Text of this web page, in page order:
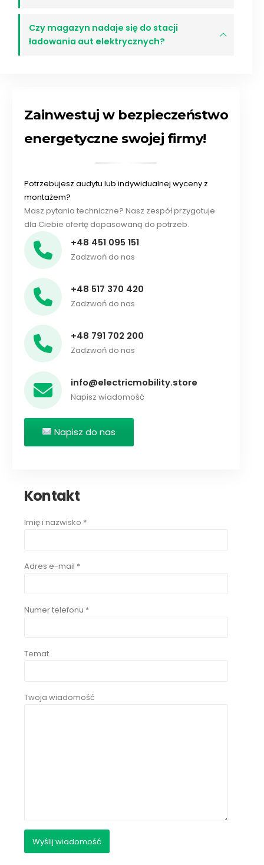
Czy magazyn nadaje się do stacji
ładowania aut elektrycznych?
Zainwestuj w bezpieczeństwo
energetyczne swojej firmy!
Potrzebujesz audytu lub indywidualnej wyceny z
montażem?
Masz pytania techniczne? Nasz zespół przygotuje
dla Ciebie ofertę dopasowaną do potrzeb.
+48 451 095 151
Zadzwoń do nas
+48 517 370 420
Zadzwoń do nas
+48 791 702 200
Zadzwoń do nas
info@electricmobility.store
Napisz wiadomość
Napisz do nas
Kontakt
Imię i nazwisko *
Adres e-mail *
Numer telefonu *
Temat
Twoja wiadomość